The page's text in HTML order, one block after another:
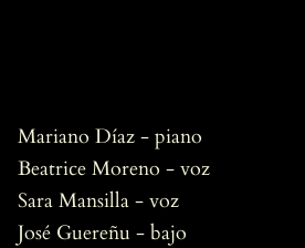
Mariano Díaz - piano
Beatrice Moreno - voz
Sara Mansilla - voz
José Guereñu - bajo